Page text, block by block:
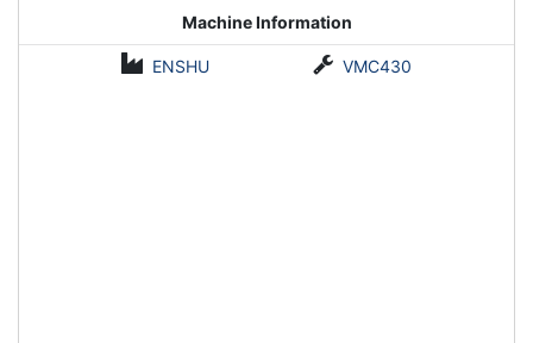
Machine Information
ENSHU VMC430